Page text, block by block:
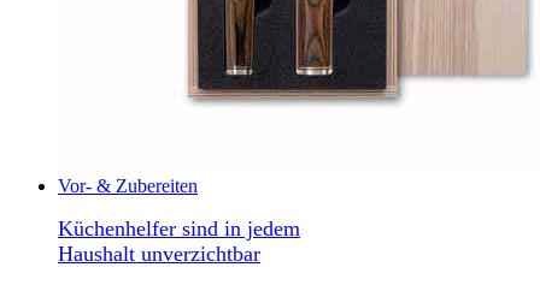
Vor- & Zubereiten
Küchenhelfer sind in jedem
Haushalt unverzichtbar